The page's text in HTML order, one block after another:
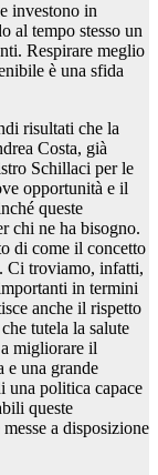
investono in
al tempo stesso un
Respirare meglio
è una sfida
risultati che la
Costa, già
Schillaci per le
opportunità e il
queste
chi ne ha bisogno.
di come il concetto
Ci troviamo, infatti,
in termini
anche il rispetto
tutela la salute
migliorare il
e una grande
una politica capace
queste
a disposizione